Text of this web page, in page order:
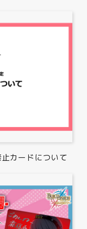
カードについて